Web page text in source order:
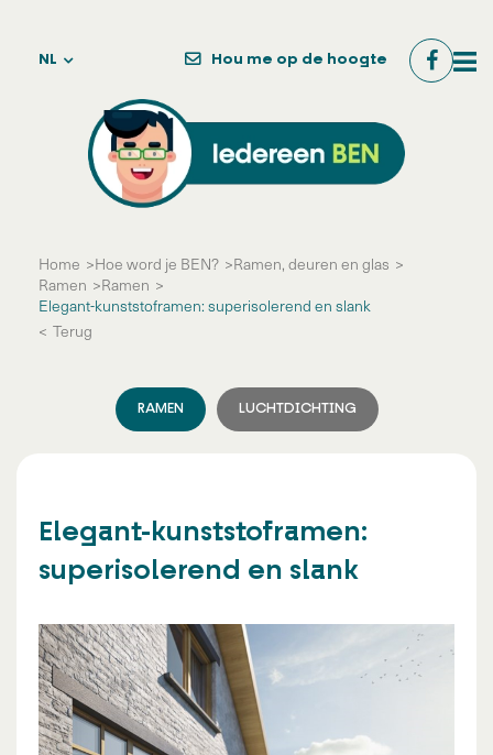
Hou me op de hoogte
NL
Home Hoe word je BEN? Ramen, deuren en glas
Ramen
Ramen
Elegant-kunststoframen: superisolerend en slank
Terug
RAMEN LUCHTDICHTING
Elegant-kunststoframen:
superisolerend en slank